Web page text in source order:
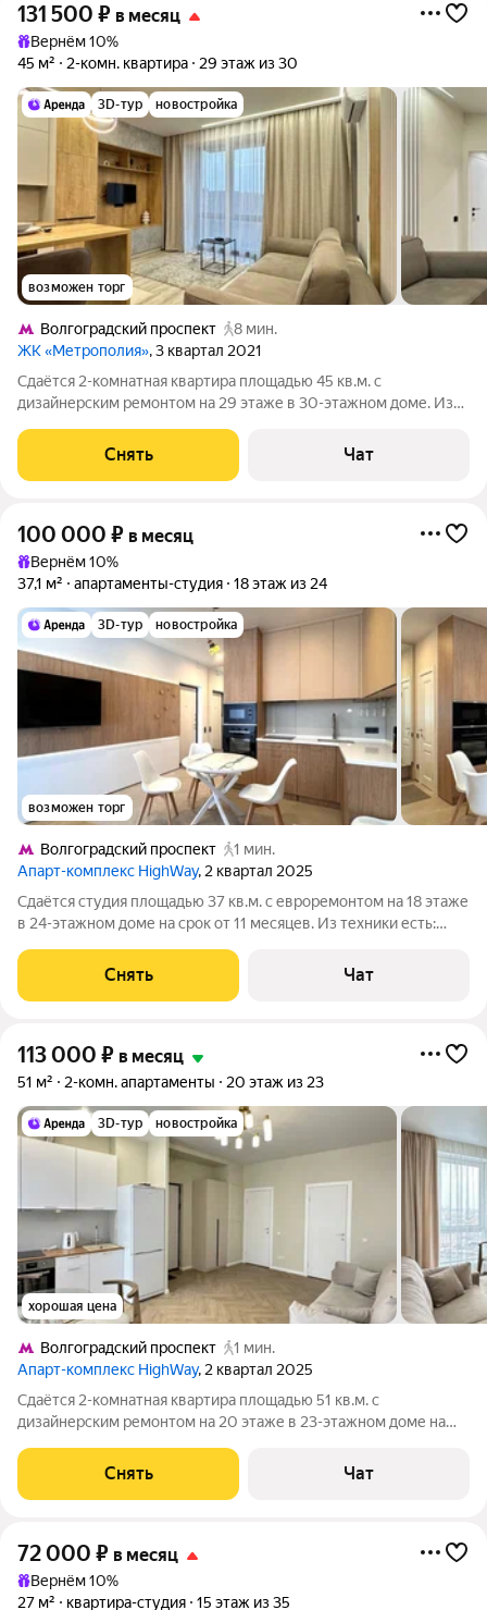
131 500 ₽ в месяц
Вернём 10%
45 м²
2-комн. квартира 29 этаж из 30
3D-тур новостройка
возможен торг
Волгоградский проспект
8 мин.
ЖК «Метрополия», 3 квартал 2021
Сдаётся 2-комнатная квартира площадью 45 кв.м. с
дизайнерским ремонтом на 29 этаже в 30-этажном доме. Из
Холодильник Посудомоечная машина Кондиционер Дом -
монолитный, окна выходят на
Снять Чат
100 000 ₽ в месяц
Вернём 10%
37,1 м²
апартаменты-студия 18 этаж из 24
3D-тур новостройка
возможен торг
Волгоградский проспект
1 мин.
Апарт-комплекс HighWay, 2 квартал 2025
Сдаётся студия площадью 37 кв.м. с евроремонтом на 18 этаже
в 24-этажном доме на срок от 11 месяцев. Из техники есть:
Посудомоечная машина Кондиционер Бойлер Микроволновка
Пылесос Дом -
Снять Чат
113 000 ₽ в месяц
51 м² 2-комн. апартаменты 20 этаж из 23
3D-тур новостройка
хорошая цена
Волгоградский проспект
1 мин.
Апарт-комплекс HighWay, 2 квартал 2025
Сдаётся 2-комнатная квартира площадью 51 кв.м. с
дизайнерским ремонтом на 20 этаже в 23-этажном доме на
Стиральная машина Сушильная машина Холодильник
Кондиционер Микроволновка Дом -
Снять Чат
72 000 ₽ в месяц
Вернём 10%
27 м²
квартира-студия 15 этаж из 35